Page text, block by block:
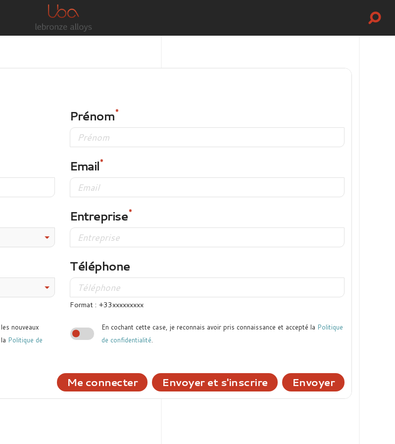
Prénom
Email
Entreprise
Téléphone
Format : +33xxxxxxxxx
nouveaux
Politique de
En cochant cette case, je reconnais avoir pris connaissance et accepté la Politique
de confidentialité.
Me connecter Envoyer et s'inscrire Envoyer